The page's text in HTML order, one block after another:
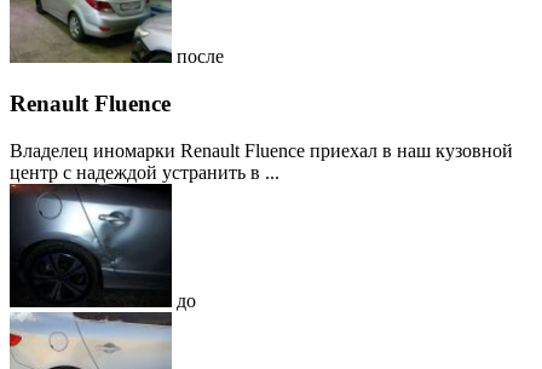
после
Renault Fluence
Владелец иномарки Renault Fluence приехал в наш кузовной
центр с надеждой устранить в ...
до